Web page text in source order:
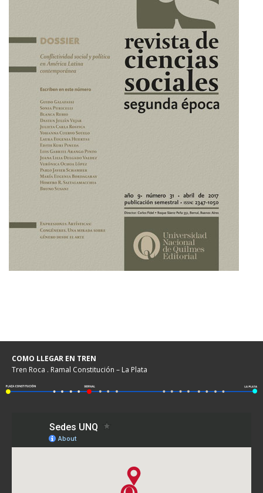
COMO LLEGAR EN TREN
Tren Roca . Ramal Constitución – La Plata